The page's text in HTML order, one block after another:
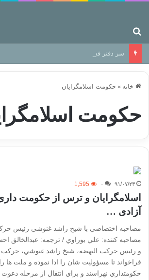
سر دفتر فساد در زمین‌، دوری وکناره‌گیری از
خانه » حکومت اسلامگرایان
حکومت
۹۱/۰۷/۲۳ ۰ 1,595
اسلامگرایان و ترس از حکومت
آزادی …
مصاحبه اختصاصي با شيخ راشد غنوشي رئيس
مصاحبه كننده: علي بوراوي / ترجمه: عبدالخالق
و رئيس حركت النهضه، شيخ راشد غنوشي، حركت
فراخواند تا مسؤوليت شان را ادا نموده و ملت ها
حكومتداري نهراسند و براي انتقال از مرحله